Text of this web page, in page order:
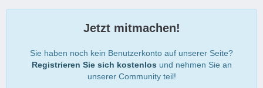
Jetzt mitmachen!
Sie haben noch kein Benutzerkonto auf unserer Seite?
Registrieren Sie sich kostenlos und nehmen Sie an
unserer Community teil!